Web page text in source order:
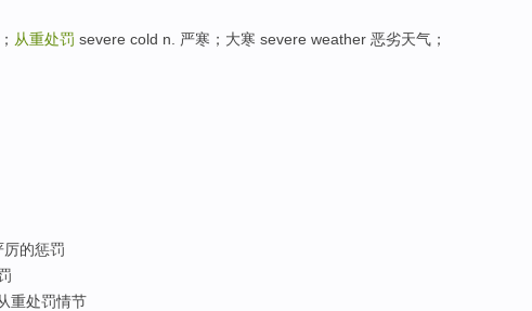
从重处罚 severe cold n. 严寒；大寒 severe weather 恶劣天气；
厉的惩罚
重处罚情节